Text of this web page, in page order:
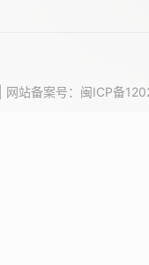
站备案号： 闽ICP备